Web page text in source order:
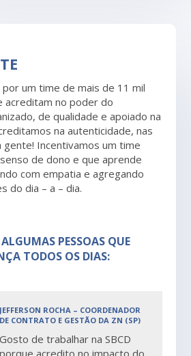
por um time de mais de 11 mil
acreditam no poder do
de qualidade e apoiado na
na autenticidade, nas
gente! Incentivamos um time
de dono e que aprende
com empatia e agregando
do dia – a – dia.
PESSOAS QUE
TODOS OS DIAS:
JEFFERSON ROCHA – COORDENADOR
DE CONTRATO E GESTÃO DA ZN (SP)
Gosto de trabalhar na SBCD
porque acredito no impacto do